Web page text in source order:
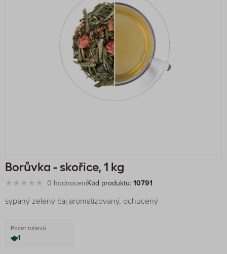
Borůvka - skořice, 1 kg
0 hodnoceníKód produktu: 10791
sypaný zelený čaj aromatizovaný, ochucený
Počet nálevů
1